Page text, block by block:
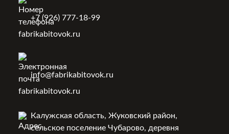
+7 (926) 777-18-99
info@fabrikabitovok.ru
Калужская область, Жуковский район,
сельское поселение Чубарово, деревня